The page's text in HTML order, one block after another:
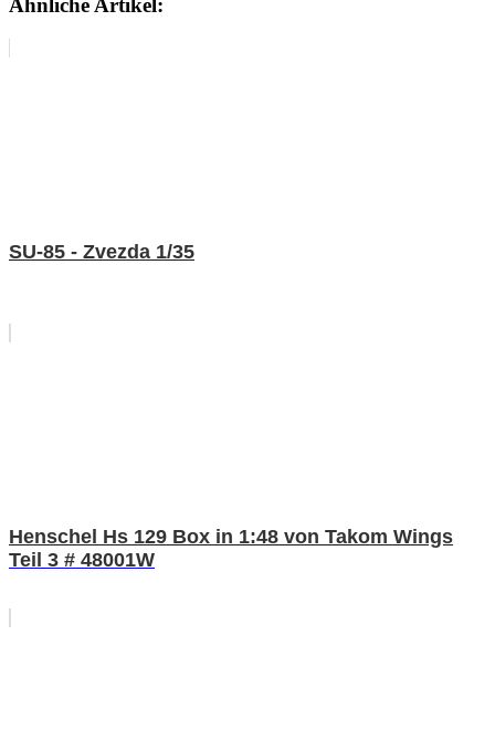
Ähnliche Artikel:
SU-85 - Zvezda 1/35
Henschel Hs 129 Box in 1:48 von Takom Wings
Teil 3 # 48001W